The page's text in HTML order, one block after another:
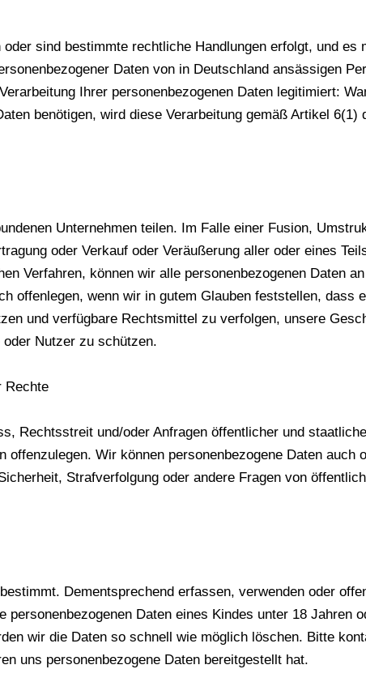
sind bestimmte rechtliche Handlungen erfolgt, und es
Daten von in Deutschland ansässigen
Ihrer personenbezogenen Daten legitimiert:
benötigen, wird diese Verarbeitung gemäß Artikel 6(1)
Unternehmen teilen. Im Falle einer Fusion,
oder Verkauf oder Veräußerung aller oder eines
Verfahren, können wir alle personenbezogenen Daten
offenlegen, wenn wir in gutem Glauben feststellen, dass
und verfügbare Rechtsmittel zu verfolgen, unsere
Nutzer zu schützen.
Rechte
Rechtsstreit und/oder Anfragen öffentlicher und
Wir können personenbezogene Daten auch
Strafverfolgung oder andere Fragen von
Dementsprechend erfassen, verwenden oder
Daten eines Kindes unter 18 Jahren
wir die Daten so schnell wie möglich löschen. Bitte
uns personenbezogene Daten bereitgestellt hat.